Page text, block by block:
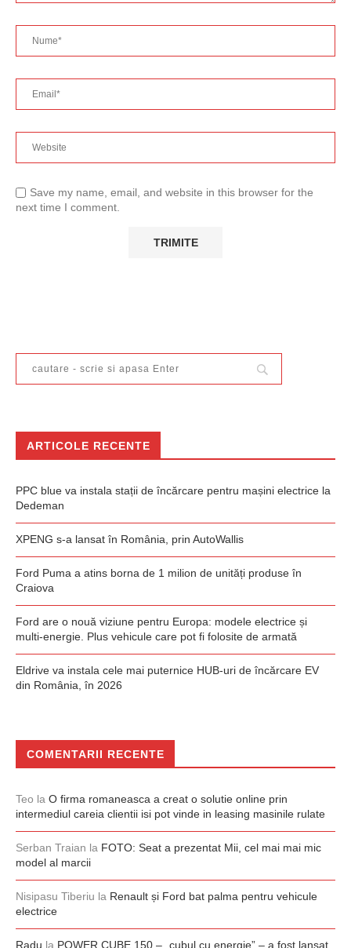
Save my name, email, and website in this browser for the
next time I comment.
ARTICOLE RECENTE
PPC blue va instala stații de încărcare pentru mașini electrice la
Dedeman
XPENG s-a lansat în România, prin AutoWallis
Ford Puma a atins borna de 1 milion de unități produse în
Craiova
Ford are o nouă viziune pentru Europa: modele electrice și
multi-energie. Plus vehicule care pot fi folosite de armată
Eldrive va instala cele mai puternice HUB-uri de încărcare EV
din România, în 2026
COMENTARII RECENTE
Teo la O firma romaneasca a creat o solutie online prin
intermediul careia clientii isi pot vinde in leasing masinile rulate
Serban Traian la FOTO: Seat a prezentat Mii, cel mai mai mic
model al marcii
Nisipasu Tiberiu la Renault și Ford bat palma pentru vehicule
electrice
Radu la POWER CUBE 150 – „cubul cu energie” – a fost lansat